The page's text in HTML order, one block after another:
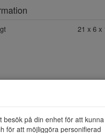
21 x 6 x
på din enhet för att kunna
för att möjliggöra personifierad